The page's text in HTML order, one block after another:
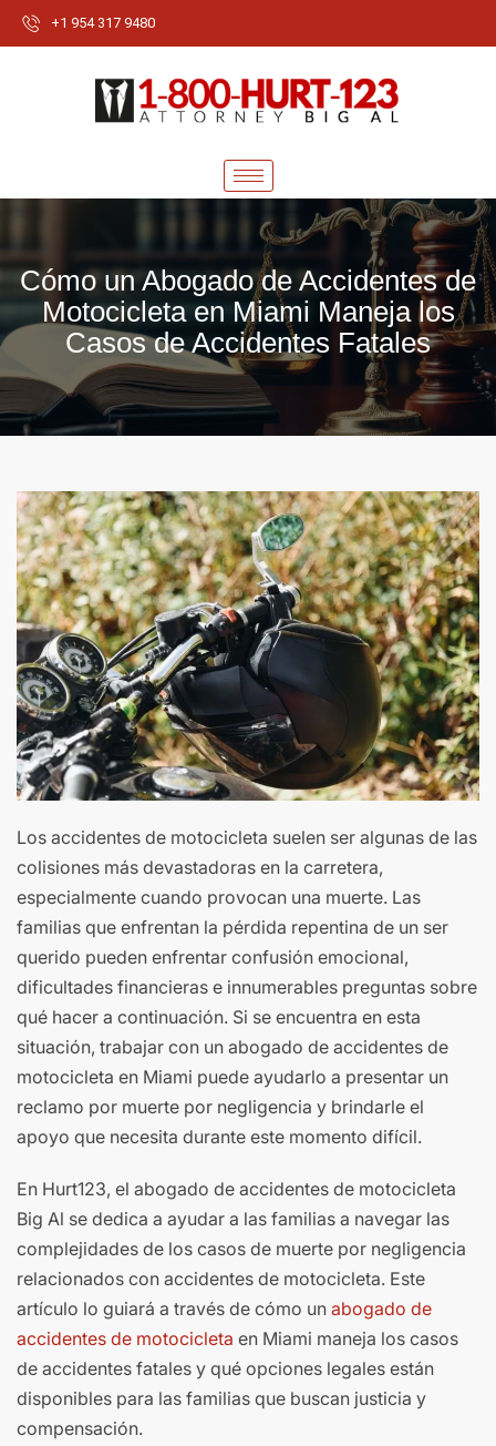
+1 954 317 9480
Cómo un Abogado de Accidentes de
Motocicleta en Miami Maneja los
Casos de Accidentes Fatales
Los accidentes de motocicleta suelen ser algunas de las
colisiones más devastadoras en la carretera,
especialmente cuando provocan una muerte. Las
familias que enfrentan la pérdida repentina de un ser
querido pueden enfrentar confusión emocional,
dificultades financieras e innumerables preguntas sobre
qué hacer a continuación. Si se encuentra en esta
situación, trabajar con un abogado de accidentes de
motocicleta en Miami puede ayudarlo a presentar un
reclamo por muerte por negligencia y brindarle el
apoyo que necesita durante este momento difícil.
En Hurt123, el abogado de accidentes de motocicleta
Big Al se dedica a ayudar a las familias a navegar las
complejidades de los casos de muerte por negligencia
relacionados con accidentes de motocicleta. Este
artículo lo guiará a través de cómo un abogado de
accidentes de motocicleta en Miami maneja los casos
de accidentes fatales y qué opciones legales están
disponibles para las familias que buscan justicia y
compensación.